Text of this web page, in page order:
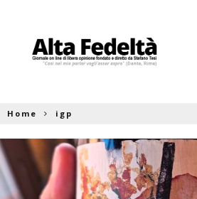
Home igp